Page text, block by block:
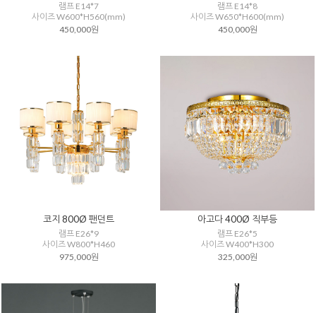
램프 E14*7
사이즈 W600*H560(mm)
450,000원
램프 E14*8
사이즈 W650*H600(mm)
450,000원
코지 800Ø 팬던트
램프 E26*9
사이즈 W800*H460
975,000원
아고다 400Ø 직부등
램프 E26*5
사이즈 W400*H300
325,000원